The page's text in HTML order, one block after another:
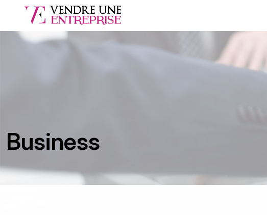
Business